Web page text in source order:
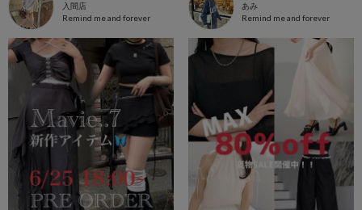
入間店
Remind me and forever
あみ
Remind me and forever